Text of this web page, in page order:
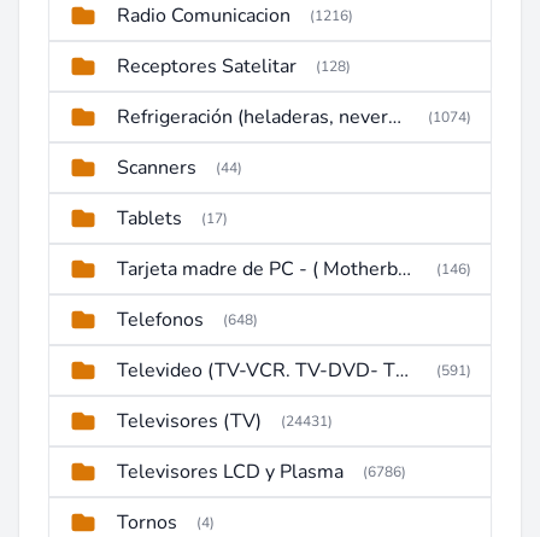
Radio Comunicacion (1216)
Receptores Satelitar (128)
Refrigeración (heladeras, neveras, congeladores) (1074)
Scanners (44)
Tablets (17)
Tarjeta madre de PC - ( Motherboard ) (146)
Telefonos (648)
Televideo (TV-VCR. TV-DVD- TV-DVD-VCR) (591)
Televisores (TV) (24431)
Televisores LCD y Plasma (6786)
Tornos (4)